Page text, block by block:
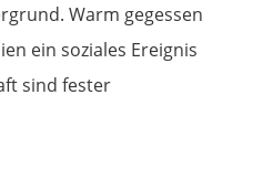
Warm gegessen
ein soziales Ereignis
sind fester